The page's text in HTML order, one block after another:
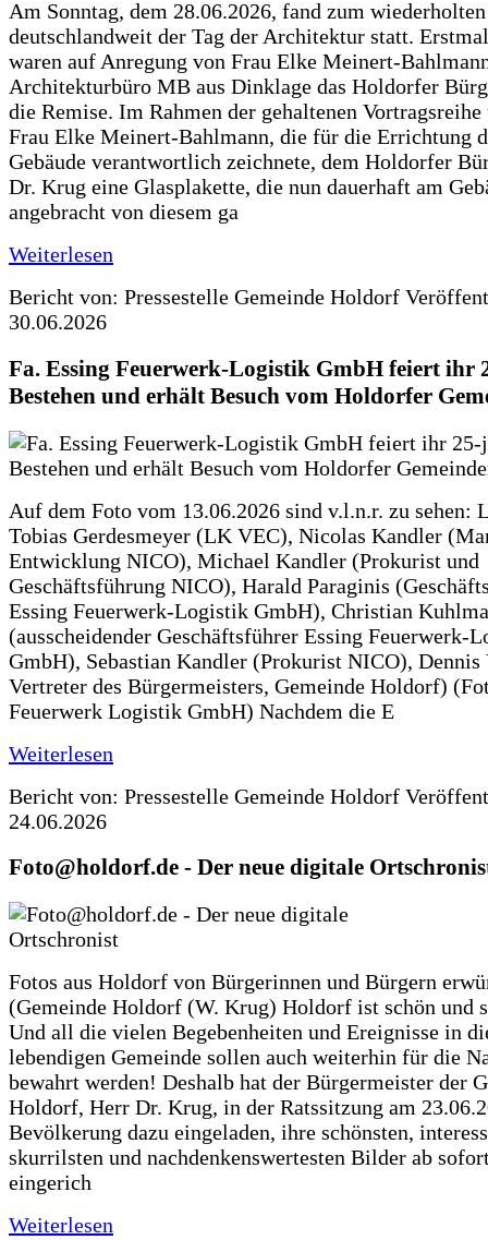
Am Sonntag, dem 28.06.2026, fand zum
deutschlandweit der Tag der Architektur statt.
waren auf Anregung von Frau Elke Meinert-
Architekturbüro MB aus Dinklage das Holdorfer
die Remise. Im Rahmen der gehaltenen
Frau Elke Meinert-Bahlmann, die für die Errichtung
Gebäude verantwortlich zeichnete, dem Holdorfer
Dr. Krug eine Glasplakette, die nun dauerhaft am
angebracht von diesem ga
Weiterlesen
Bericht von: Pressestelle Gemeinde Holdorf
30.06.2026
Fa. Essing Feuerwerk-Logistik GmbH feiert ihr
Bestehen und erhält Besuch vom Holdorfer
Auf dem Foto vom 13.06.2026 sind v.l.n.r. zu sehen:
Tobias Gerdesmeyer (LK VEC), Nicolas Kandler
Entwicklung NICO), Michael Kandler (Prokurist und
Geschäftsführung NICO), Harald Paraginis
Essing Feuerwerk-Logistik GmbH), Christian
(ausscheidender Geschäftsführer Essing Feuerwerk-
GmbH), Sebastian Kandler (Prokurist NICO),
Vertreter des Bürgermeisters, Gemeinde Holdorf)
Feuerwerk Logistik GmbH) Nachdem die E
Weiterlesen
Bericht von: Pressestelle Gemeinde Holdorf
24.06.2026
Foto@holdorf.de - Der neue digitale
Fotos aus Holdorf von Bürgerinnen und Bürgern
(Gemeinde Holdorf (W. Krug) Holdorf ist schön und
Und all die vielen Begebenheiten und Ereignisse in
lebendigen Gemeinde sollen auch weiterhin für die
bewahrt werden! Deshalb hat der Bürgermeister der
Holdorf, Herr Dr. Krug, in der Ratssitzung am
Bevölkerung dazu eingeladen, ihre schönsten,
skurrilsten und nachdenkenswertesten Bilder ab
eingerich
Weiterlesen